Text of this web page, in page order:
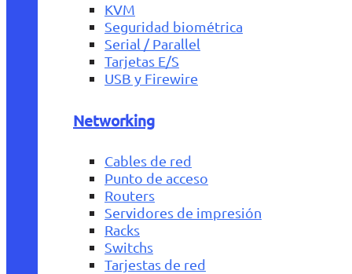
KVM
Seguridad biométrica
Serial / Parallel
Tarjetas E/S
USB y Firewire
Networking
Cables de red
Punto de acceso
Routers
Servidores de impresión
Racks
Switchs
Tarjestas de red